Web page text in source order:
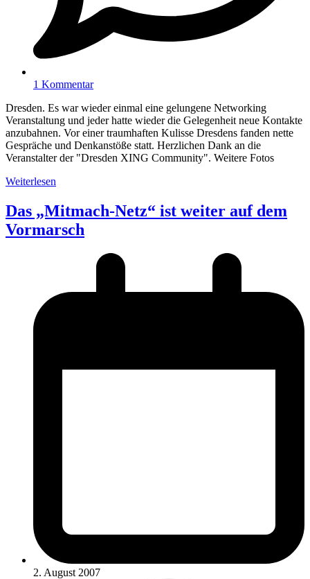
1 Kommentar
Dresden. Es war wieder einmal eine gelungene Networking
Veranstaltung und jeder hatte wieder die Gelegenheit neue Kontakte
anzubahnen. Vor einer traumhaften Kulisse Dresdens fanden nette
Gespräche und Denkanstöße statt. Herzlichen Dank an die
Veranstalter der "Dresden XING Community". Weitere Fotos
Weiterlesen
Das „Mitmach-Netz“ ist weiter auf dem
Vormarsch
2. August 2007